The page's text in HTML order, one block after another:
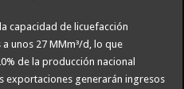
capacidad de licuefacción
a unos 27 MMm³/d, lo que
de la producción nacional
exportaciones generarán ingresos